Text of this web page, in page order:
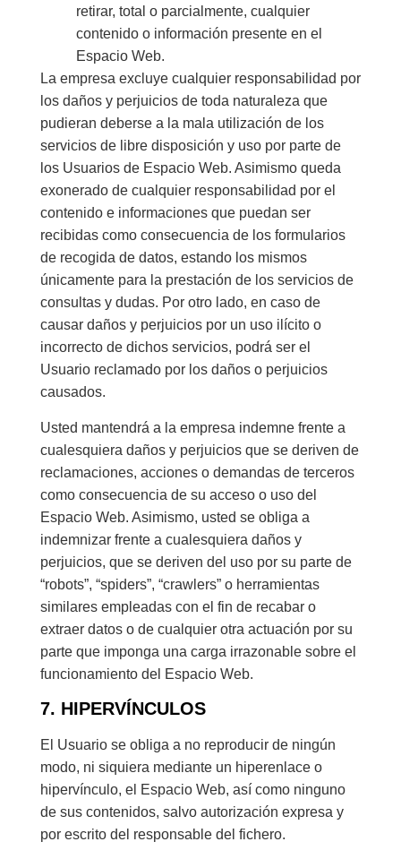
retirar, total o parcialmente, cualquier
contenido o información presente en el
Espacio Web.
La empresa excluye cualquier responsabilidad por
los daños y perjuicios de toda naturaleza que
pudieran deberse a la mala utilización de los
servicios de libre disposición y uso por parte de
los Usuarios de Espacio Web. Asimismo queda
exonerado de cualquier responsabilidad por el
contenido e informaciones que puedan ser
recibidas como consecuencia de los formularios
de recogida de datos, estando los mismos
únicamente para la prestación de los servicios de
consultas y dudas. Por otro lado, en caso de
causar daños y perjuicios por un uso ilícito o
incorrecto de dichos servicios, podrá ser el
Usuario reclamado por los daños o perjuicios
causados.
Usted mantendrá a la empresa indemne frente a
cualesquiera daños y perjuicios que se deriven de
reclamaciones, acciones o demandas de terceros
como consecuencia de su acceso o uso del
Espacio Web. Asimismo, usted se obliga a
indemnizar frente a cualesquiera daños y
perjuicios, que se deriven del uso por su parte de
“robots”, “spiders”, “crawlers” o herramientas
similares empleadas con el fin de recabar o
extraer datos o de cualquier otra actuación por su
parte que imponga una carga irrazonable sobre el
funcionamiento del Espacio Web.
7. HIPERVÍNCULOS
El Usuario se obliga a no reproducir de ningún
modo, ni siquiera mediante un hiperenlace o
hipervínculo, el Espacio Web, así como ninguno
de sus contenidos, salvo autorización expresa y
por escrito del responsable del fichero.